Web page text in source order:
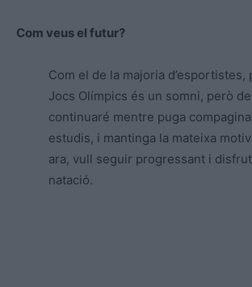
Com veus el futur?
Com el de la majoria
Jocs Olímpics és un somni, però
continuaré mentre puga
estudis, i mantinga la mateixa
ara, vull seguir progressant i
natació.